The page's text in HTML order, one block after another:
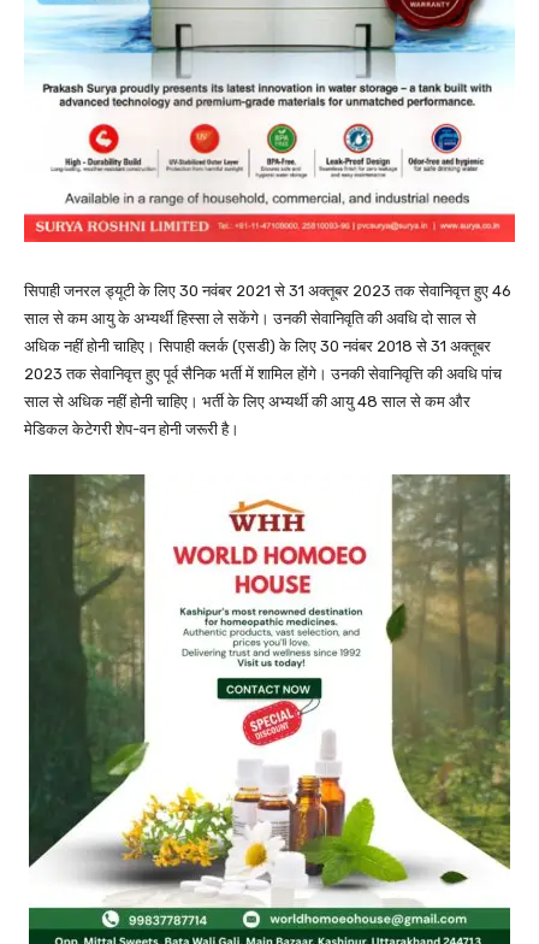
सिपाही जनरल ड्यूटी के लिए 30 नवंबर 2021 से 31 अक्तूबर 2023 तक सेवानिवृत्त हुए 46
साल से कम आयु के अभ्यर्थी हिस्सा ले सकेंगे। उनकी सेवानिवृति की अवधि दो साल से
अधिक नहीं होनी चाहिए। सिपाही क्लर्क (एसडी) के लिए 30 नवंबर 2018 से 31 अक्तूबर
2023 तक सेवानिवृत्त हुए पूर्व सैनिक भर्ती में शामिल होंगे। उनकी सेवानिवृत्ति की अवधि पांच
साल से अधिक नहीं होनी चाहिए। भर्ती के लिए अभ्यर्थी की आयु 48 साल से कम और
मेडिकल केटेगरी शेप-वन होनी जरूरी है।